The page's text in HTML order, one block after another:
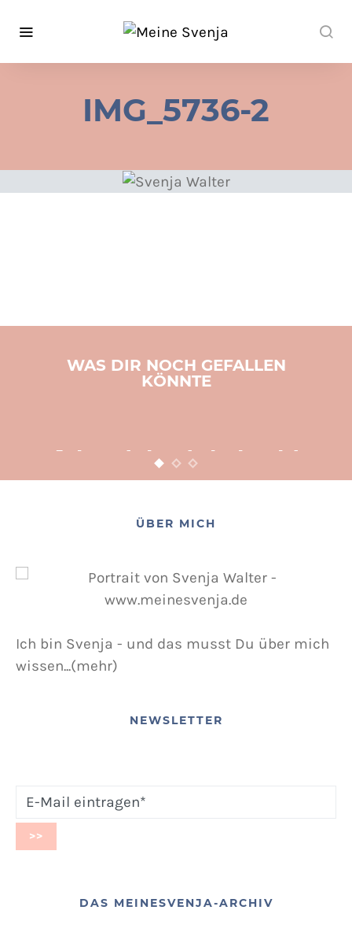
IMG_5736-2
WAS DIR NOCH GEFALLEN
KÖNNTE
Adventsbasteln leicht
gemacht
POSTED ON
ÜBER MICH
Ich bin Svenja - und das musst Du über mich
wissen...(mehr)
NEWSLETTER
DAS MEINESVENJA-ARCHIV